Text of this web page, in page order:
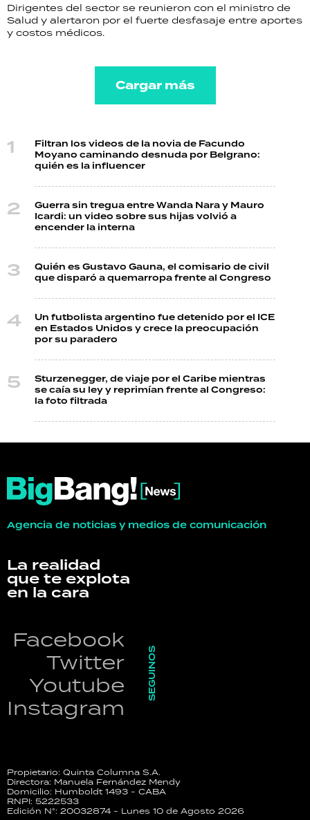
Dirigentes del sector se reunieron con el ministro de
Salud y alertaron por el fuerte desfasaje entre aportes
y costos médicos.
Cargar más
Filtran los videos de la novia de Facundo
Moyano caminando desnuda por Belgrano:
quién es la influencer
Guerra sin tregua entre Wanda Nara y Mauro
Icardi: un video sobre sus hijas volvió a
encender la interna
Quién es Gustavo Gauna, el comisario de civil
que disparó a quemarropa frente al Congreso
Un futbolista argentino fue detenido por el ICE
en Estados Unidos y crece la preocupación
por su paradero
Sturzenegger, de viaje por el Caribe mientras
se caía su ley y reprimían frente al Congreso:
la foto filtrada
Agencia de noticias y medios de comunicación
La realidad
que te explota
en la cara
Facebook
Twitter
Youtube
Instagram
SEGUINOS
Propietario: Quinta Columna S.A.
Directora: Manuela Fernández Mendy
Domicilio: Humboldt 1493 - CABA
RNPI: 5222533
Edición N°: 20032874 - Lunes 10 de Agosto 2026